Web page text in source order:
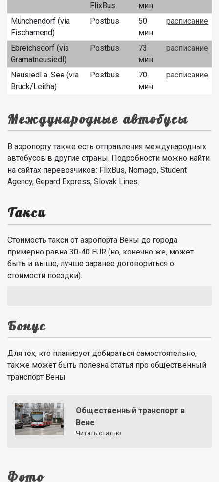
FlixBus
мин
Münchendorf (via
Fischamend)
Postbus
50
мин
расписание
Ebreichsdorf (via
Gramatneusiedl)
Postbus
73
мин
расписание
Neusiedl a. See (via
Bruck/Leitha)
Postbus
70
мин
расписание
Международные автобусы
В аэропорту также есть отправления международных
автобусов в другие страны. Подробности можно найти
на сайтах перевозчиков: FlixBus, Nomago, Student
Agency, Gepard Express, Slovak Lines.
Такси
Стоимость такси от аэропорта Вены до города
примерно равна 30-40 EUR (но, конечно же, может
быть и выше, лучше заранее договориться о
стоимости поездки).
Бонус
Для тех, кто планирует добираться самостоятельно,
также может быть полезна статья про общественный
транспорт Вены:
Общественный транспорт в
Вене
Читать статью
Фото